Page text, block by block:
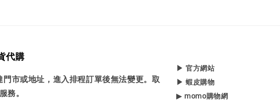
代購
市或地址，進入排程訂單後無法變更。取
務。
▶ 官方網站
▶ 蝦皮購物
▶ momo購物網